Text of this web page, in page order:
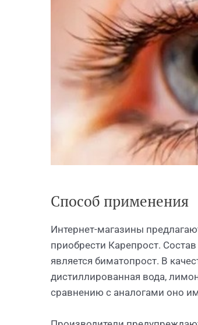
Способ применения
Интернет-магазины
приобрести Карепрост.
является биматопрост. В
дистиллированная вода,
сравнению с аналогами оно